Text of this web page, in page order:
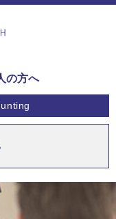
の方へ